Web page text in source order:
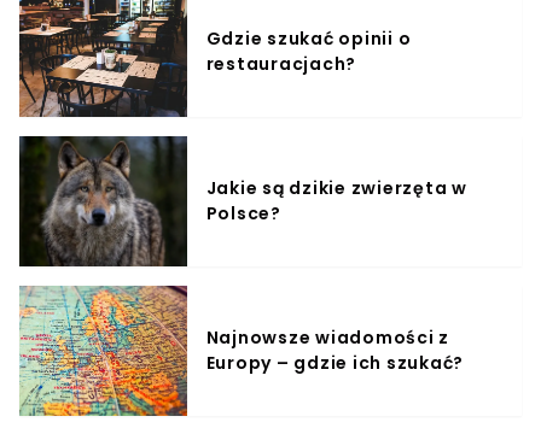
Gdzie szukać opinii o
restauracjach?
Jakie są dzikie zwierzęta w
Polsce?
Najnowsze wiadomości z
Europy – gdzie ich szukać?